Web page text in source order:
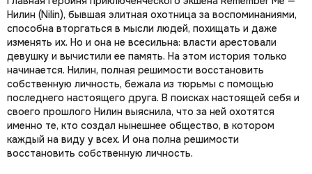
Нилин (Nilin), бывшая элитная охотница за воспоминаниями,
способна вторгаться в мысли людей, похищать и даже
изменять их. Но и она не всесильна: власти арестовали
девушку и вычистили ее память. На этом история только
начинается. Нилин, полная решимости восстановить
собственную личность, бежала из тюрьмы с помощью
последнего настоящего друга. В поисках настоящей себя и
своего прошлого Нилин выяснила, что за ней охотятся
именно те, кто создал нынешнее общество, в котором
каждый на виду у всех. И она полна решимости
восстановить собственную личность.